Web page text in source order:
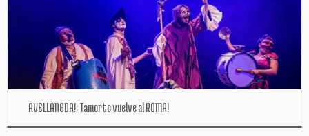
AVELLANEDA!: Tamorto vuelve al ROMA!